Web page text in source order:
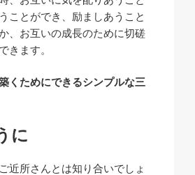
ことができ、励ましあうこと
、お互いの成長のために切磋
きます。
くためにできるシンプルな三
に
近所さんとは知り合いでしょ